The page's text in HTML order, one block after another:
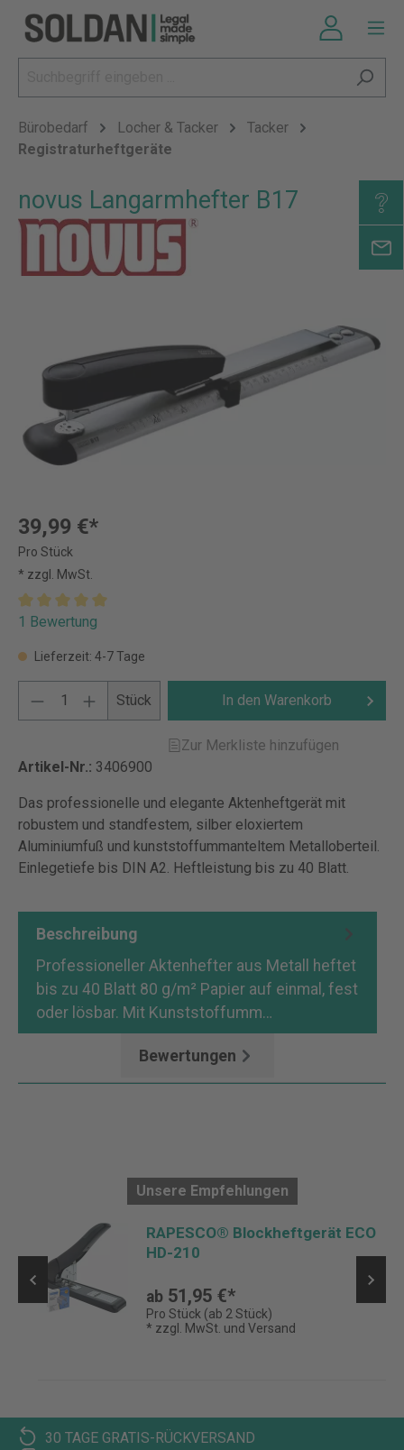
Bürobedarf Locher & Tacker
Tacker
Registraturheftgeräte
novus Langarmhefter B17
39,99 €*
Pro Stück
* zzgl. MwSt.
1 Bewertung
Lieferzeit: 4-7 Tage
Stück In den Warenkorb
Zur Merkliste hinzufügen
Artikel-Nr.: 3406900
Das professionelle und elegante Aktenheftgerät mit
robustem und standfestem, silber eloxiertem
Aluminiumfuß und kunststoffummanteltem Metalloberteil.
Einlegetiefe bis DIN A2. Heftleistung bis zu 40 Blatt.
Beschreibung
Professioneller Aktenhefter aus Metall heftet
bis zu 40 Blatt 80 g/m² Papier auf einmal, fest
oder lösbar. Mit Kunststoffumm…
Bewertungen
Unsere Empfehlungen
RAPESCO® Blockheftgerät ECO
HD-210
ab 51,95 €*
Pro Stück (ab 2 Stück)
* zzgl. MwSt. und Versand
30 TAGE GRATIS-RÜCKVERSAND